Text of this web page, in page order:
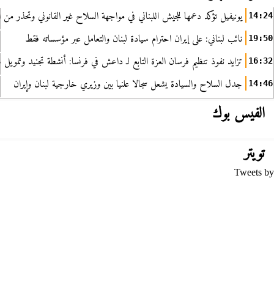
14:24 يونيفيل تؤكد دعمها للجيش اللبناني في مواجهة السلاح غير القانوني وتحذر من
19:50 نائب لبناني: على إيران احترام سيادة لبنان والتعامل عبر مؤسساته فقط
16:32 تزايد نفوذ تنظيم فرسان العزة التابع لـ داعش في فرنسا: أنشطة تجنيد
14:46 جدل السلاح والسيادة يشعل سجالا علنيا بين وزيري خارجية لبنان وإيران
الفيس بوك
تويتر
Tweets by